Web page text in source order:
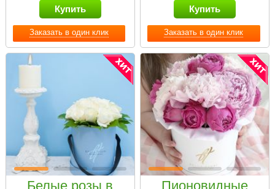
Заказать в один клик
Купить
Заказать в один клик
Купить
Белые розы в
Пионовидные